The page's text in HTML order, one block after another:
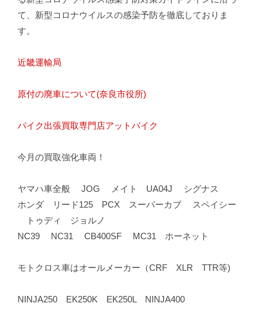
て、新型コロナウイルスの感染予防を徹底しておりま
す。
近畿運輸局
原付の廃車について(奈良市役所)
バイク出張買取専門店アットバイク
今月の買取強化車両！
ヤマハ車全般 JOG メイト UA04J シグナス
ホンダ リード125 PCX スーパーカブ スペイシー
トゥディ ジョルノ
NC39 NC31 CB400SF MC31 ホーネット
モトクロス車はオールメーカー（CRF XLR TTR等)
NINJA250 EK250K EK250L NINJA400